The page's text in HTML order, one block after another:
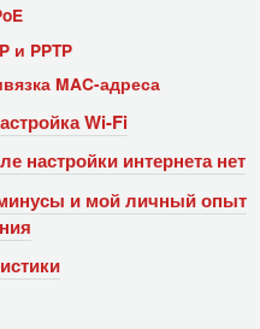
и PPTP
MAC-адреса
Wi-Fi
настройки интернета нет
и мой личный опыт